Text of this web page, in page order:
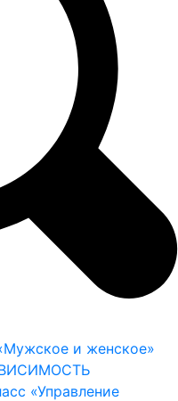
и женское»
«Управление